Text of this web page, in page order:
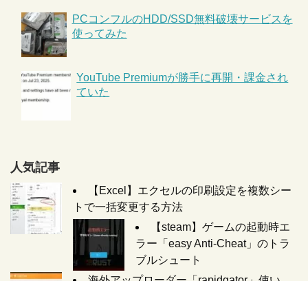
PCコンフルのHDD/SSD無料破壊サービスを
使ってみた
YouTube Premiumが勝手に再開・課金され
ていた
人気記事
【Excel】エクセルの印刷設定を複数シー
トで一括変更する方法
【steam】ゲームの起動時エ
ラー「easy Anti-Cheat」のトラ
ブルシュート